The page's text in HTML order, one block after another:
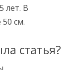
лет. В
см.
статья?